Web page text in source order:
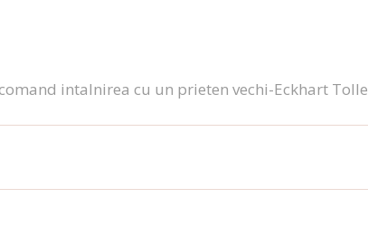
intalnirea cu un prieten vechi-Eckhart Tolle